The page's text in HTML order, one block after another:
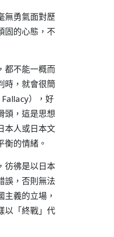
無勇氣面對歷
固的心態，不
都不能一概而
時，就會很簡
），好
頭，這是思想
本人或日本文
的情緒。
彷彿是以日本
誤，否則無法
義的立場，
以「終戰」代